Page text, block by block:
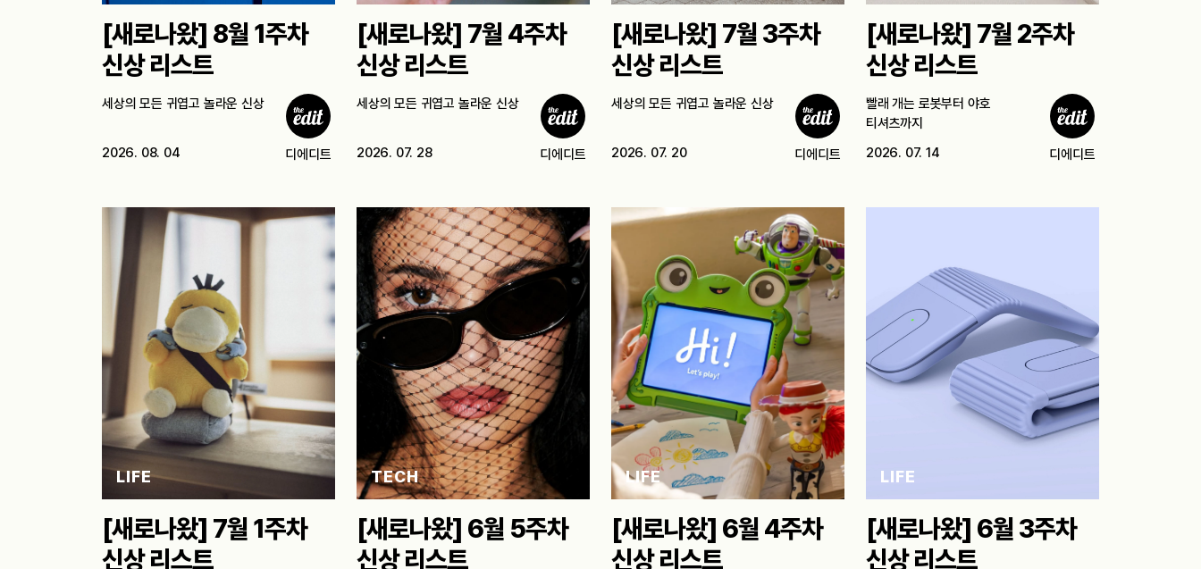
[새로나왔] 8월 1주차
신상 리스트
세상의 모든 귀엽고 놀라운 신상
2026. 08. 04 디에디트
[새로나왔] 7월 4주차
신상 리스트
세상의 모든 귀엽고 놀라운 신상
2026. 07. 28 디에디트
[새로나왔] 7월 3주차
신상 리스트
세상의 모든 귀엽고 놀라운 신상
2026. 07. 20 디에디트
[새로나왔] 7월 2주차
신상 리스트
빨래 개는 로봇부터 야호
티셔츠까지
2026. 07. 14
디에디트
LIFE
[새로나왔] 7월 1주차
신상 리스트
TECH
[새로나왔] 6월 5주차
신상 리스트
LIFE
[새로나왔] 6월 4주차
신상 리스트
LIFE
[새로나왔] 6월 3주차
신상 리스트